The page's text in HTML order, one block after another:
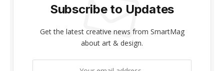
Subscribe to Updates
Get the latest creative news from SmartMag
about art & design.